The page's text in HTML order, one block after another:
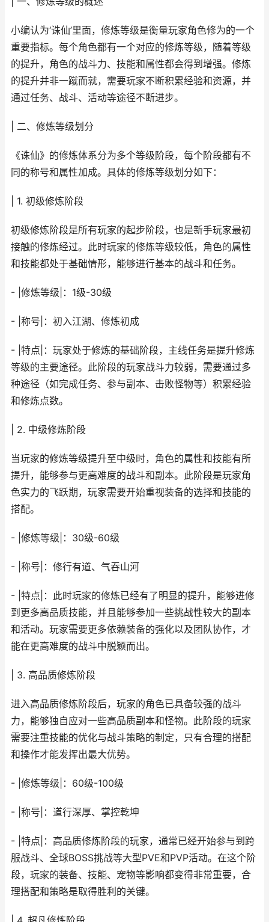
小编认为‘诛仙’里面，修炼等级是衡量玩家角色修为的一个
重要指标。每个角色都有一个对应的修炼等级，随着等级
的提升，角色的战斗力、技能和属性都会得到增强。修炼
的提升并非一蹴而就，需要玩家不断积累经验和资源，并
通过任务、战斗、活动等途径不断进步。
| 二、修炼等级划分
《诛仙》的修炼体系分为多个等级阶段，每个阶段都有不
同的称号和属性加成。具体的修炼等级划分如下：
| 1. 初级修炼阶段
初级修炼阶段是所有玩家的起步阶段，也是新手玩家最初
接触的修炼经过。此时玩家的修炼等级较低，角色的属性
和技能都处于基础情形，能够进行基本的战斗和任务。
- |修炼等级|：1级-30级
- |称号|：初入江湖、修炼初成
- |特点|：玩家处于修炼的基础阶段，主线任务是提升修炼
等级的主要途径。此阶段的玩家战斗力较弱，需要通过多
种途径（如完成任务、参与副本、击败怪物等）积累经验
和修炼点数。
| 2. 中级修炼阶段
当玩家的修炼等级提升至中级时，角色的属性和技能有所
提升，能够参与更高难度的战斗和副本。此阶段是玩家角
色实力的飞跃期，玩家需要开始重视装备的选择和技能的
搭配。
- |修炼等级|：30级-60级
- |称号|：修行有道、气吞山河
- |特点|：此时玩家的修炼已经有了明显的提升，能够进修
到更多高品质技能，并且能够参加一些挑战性较大的副本
和活动。玩家需要更多依赖装备的强化以及团队协作，才
能在更高难度的战斗中脱颖而出。
| 3. 高品质修炼阶段
进入高品质修炼阶段后，玩家的角色已具备较强的战斗
力，能够独自应对一些高品质副本和怪物。此阶段的玩家
需要注重技能的优化与战斗策略的制定，只有合理的搭配
和操作才能发挥出最大优势。
- |修炼等级|：60级-100级
- |称号|：道行深厚、掌控乾坤
- |特点|：高品质修炼阶段的玩家，通常已经开始参与到跨
服战斗、全球BOSS挑战等大型PVE和PVP活动。在这个阶
段，玩家的装备、技能、宠物等影响都变得非常重要，合
理搭配和策略是取得胜利的关键。